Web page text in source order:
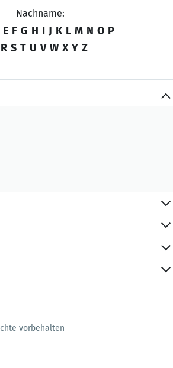
Nachname:
E F G H I J K L M N O P
R S T U V W X Y Z
vorbehalten